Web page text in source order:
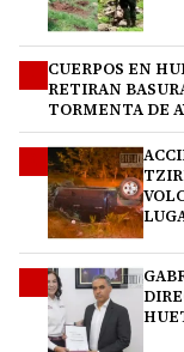
CUERPOS EN
RETIRAN
TORMENTA DE